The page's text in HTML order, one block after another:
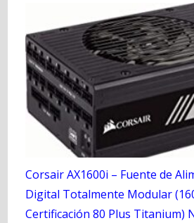
Corsair AX1600i – Fuente de
Digital Totalmente Modular
Certificación 80 Plus Titanium)